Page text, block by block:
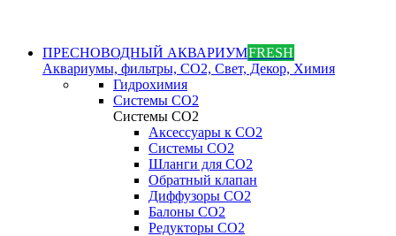
ПРЕСНОВОДНЫЙ АКВАРИУМFRESH
Аквариумы, фильтры, СО2, Свет, Декор, Химия
Гидрохимия
Системы СО2
Системы СО2
Аксессуары к СО2
Системы СО2
Шланги для CO2
Обратный клапан
Диффузоры СO2
Балоны CO2
Редукторы CO2